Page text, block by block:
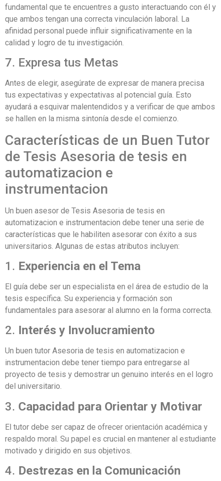
fundamental que te encuentres a gusto interactuando con él y
que ambos tengan una correcta vinculación laboral. La
afinidad personal puede influir significativamente en la
calidad y logro de tu investigación.
7. Expresa tus Metas
Antes de elegir, asegúrate de expresar de manera precisa
tus expectativas y expectativas al potencial guía. Esto
ayudará a esquivar malentendidos y a verificar de que ambos
se hallen en la misma sintonía desde el comienzo.
Características de un Buen Tutor
de Tesis Asesoria de tesis en
automatizacion e
instrumentacion
Un buen asesor de Tesis Asesoria de tesis en
automatizacion e instrumentacion debe tener una serie de
características que le habiliten asesorar con éxito a sus
universitarios. Algunas de estas atributos incluyen:
1. Experiencia en el Tema
El guía debe ser un especialista en el área de estudio de la
tesis específica. Su experiencia y formación son
fundamentales para asesorar al alumno en la forma correcta.
2. Interés y Involucramiento
Un buen tutor Asesoria de tesis en automatizacion e
instrumentacion debe tener tiempo para entregarse al
proyecto de tesis y demostrar un genuino interés en el logro
del universitario.
3. Capacidad para Orientar y Motivar
El tutor debe ser capaz de ofrecer orientación académica y
respaldo moral. Su papel es crucial en mantener al estudiante
motivado y dirigido en sus objetivos.
4. Destrezas en la Comunicación